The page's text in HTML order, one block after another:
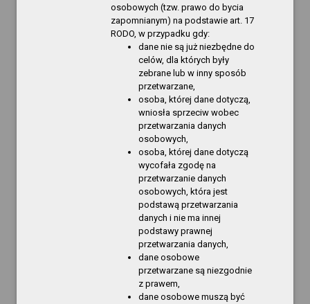
§1. Zmieniam treśćzałącznikado Regulaminu
wynagradzania pracowników zatrudnionych w
Gryfińskim Domu Kultury.
§2. Traci moc dotychczasowa treść załącznika
wprowadzonego Zarządzeniem nr 4/2025
Dyrektora Gryfińskiego Domu Kultury z dnia 14
kwietnia 2025 r. w sprawie zmiany załącznika
Regulaminu wynagradzania pracowników
zatrudnionych w Gryfińskim Domu Kultury.
§3. Zarządzenie wchodzi w życie z dniem 1
Monika Drabik
dyrektor Gryfińskiego Domu Kultury
osobowych (tzw. prawo do bycia
zapomnianym) na podstawie art. 17
RODO, w przypadku gdy:
dane nie są już niezbędne do
celów, dla których były
zebrane lub w inny sposób
przetwarzane,
osoba, której dane dotyczą,
wniosła sprzeciw wobec
przetwarzania danych
osobowych,
osoba, której dane dotyczą
wycofała zgodę na
przetwarzanie danych
osobowych, która jest
podstawą przetwarzania
danych i nie ma innej
podstawy prawnej
przetwarzania danych,
dane osobowe
przetwarzane są niezgodnie
z prawem,
dane osobowe muszą być